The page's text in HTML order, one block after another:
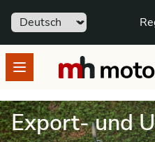
Sprache
Open menumotorradhandel.ch
Export- und